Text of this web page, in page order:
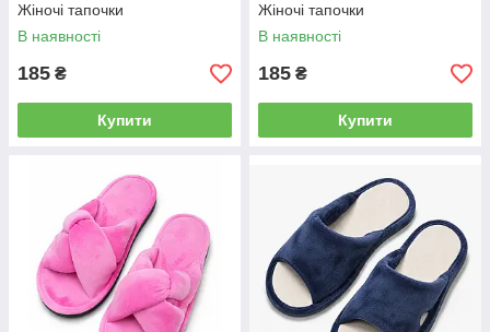
Жіночі тапочки
В наявності
185 ₴
Купити
Жіночі тапочки
В наявності
185 ₴
Купити